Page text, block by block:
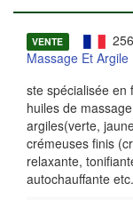
VENTE
Massage Et Argile
ste spécialisée en
huiles de
argiles(verte,
crémeuses finis
relaxante,
autochauffante